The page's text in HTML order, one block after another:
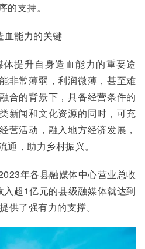
支持。
血能力的关键
提升自身造血能力的重要途
非常薄弱，利润微薄，甚至难
合的背景下，具备经营条件的
新闻和文化资源的同时，可充
营活动，融入地方经济发展，
，助力乡村振兴。
年各县融媒体中心营业总收
超1亿元的县级融媒体就达到
供了强有力的支撑。